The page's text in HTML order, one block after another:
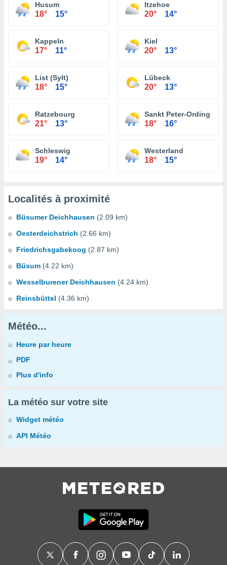
Husum
18° 15°
Itzehoe
20° 14°
Kappeln
17° 11°
Kiel
20° 13°
List (Sylt)
18° 15°
Lübeck
20° 13°
Ratzebourg
21° 13°
Sankt Peter-Ording
18° 16°
Schleswig
19° 14°
Westerland
18° 15°
Localités à proximité
Büsumer Deichhausen (2.09 km)
Oesterdeichstrich (2.66 km)
Friedrichsgabekoog (2.87 km)
Büsum (4.22 km)
Wesselburener Deichhausen (4.24 km)
Reinsbüttel (4.36 km)
Météo...
Heure par heure
PDF
Plus d'info
La météo sur votre site
Widget météo
API Météo